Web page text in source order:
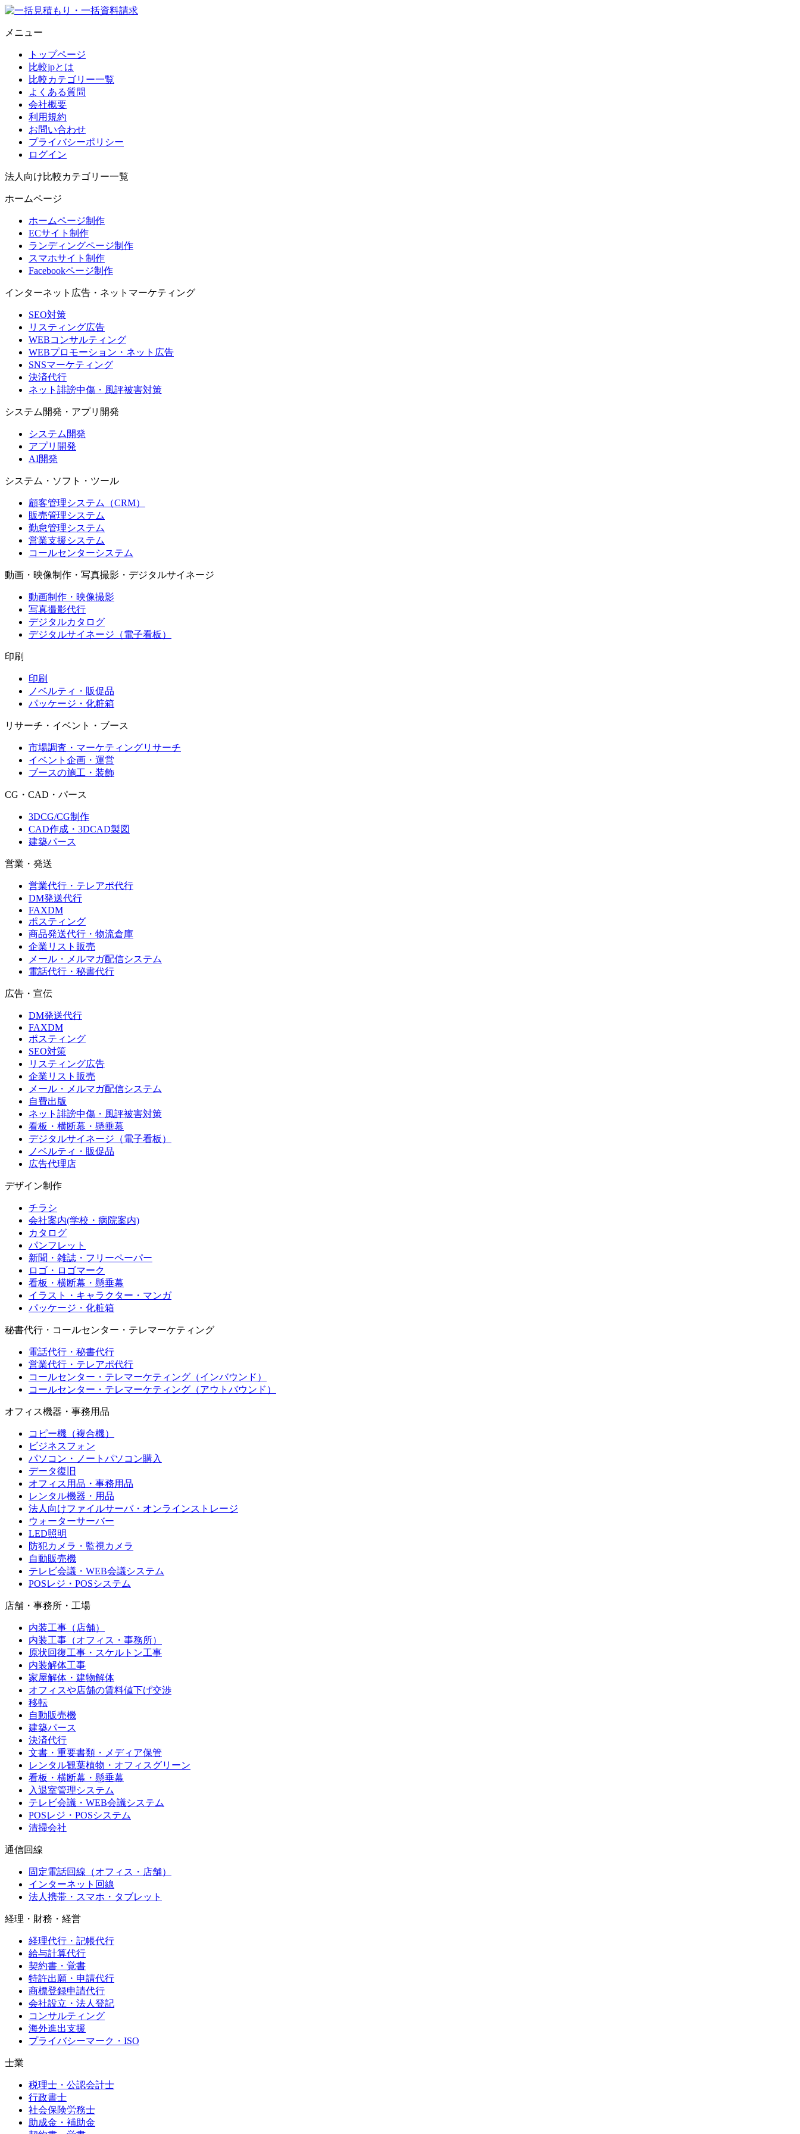
メニュー
トップページ
比較jpとは
比較カテゴリー一覧
よくある質問
会社概要
利用規約
お問い合わせ
プライバシーポリシー
ログイン
法人向け比較カテゴリー一覧
ホームページ
ホームページ制作
ECサイト制作
ランディングページ制作
スマホサイト制作
Facebookページ制作
インターネット広告・ネットマーケティング
SEO対策
リスティング広告
WEBコンサルティング
WEBプロモーション・ネット広告
SNSマーケティング
決済代行
ネット誹謗中傷・風評被害対策
システム開発・アプリ開発
システム開発
アプリ開発
AI開発
システム・ソフト・ツール
顧客管理システム（CRM）
販売管理システム
勤怠管理システム
営業支援システム
コールセンターシステム
動画・映像制作・写真撮影・デジタルサイネージ
動画制作・映像撮影
写真撮影代行
デジタルカタログ
デジタルサイネージ（電子看板）
印刷
印刷
ノベルティ・販促品
パッケージ・化粧箱
リサーチ・イベント・ブース
市場調査・マーケティングリサーチ
イベント企画・運営
ブースの施工・装飾
CG・CAD・パース
3DCG/CG制作
CAD作成・3DCAD製図
建築パース
営業・発送
営業代行・テレアポ代行
DM発送代行
FAXDM
ポスティング
商品発送代行・物流倉庫
企業リスト販売
メール・メルマガ配信システム
電話代行・秘書代行
広告・宣伝
DM発送代行
FAXDM
ポスティング
SEO対策
リスティング広告
企業リスト販売
メール・メルマガ配信システム
自費出版
ネット誹謗中傷・風評被害対策
看板・横断幕・懸垂幕
デジタルサイネージ（電子看板）
ノベルティ・販促品
広告代理店
デザイン制作
チラシ
会社案内(学校・病院案内)
カタログ
パンフレット
新聞・雑誌・フリーペーパー
ロゴ・ロゴマーク
看板・横断幕・懸垂幕
イラスト・キャラクター・マンガ
パッケージ・化粧箱
秘書代行・コールセンター・テレマーケティング
電話代行・秘書代行
営業代行・テレアポ代行
コールセンター・テレマーケティング（インバウンド）
コールセンター・テレマーケティング（アウトバウンド）
オフィス機器・事務用品
コピー機（複合機）
ビジネスフォン
パソコン・ノートパソコン購入
データ復旧
オフィス用品・事務用品
レンタル機器・用品
法人向けファイルサーバ・オンラインストレージ
ウォーターサーバー
LED照明
防犯カメラ・監視カメラ
自動販売機
テレビ会議・WEB会議システム
POSレジ・POSシステム
店舗・事務所・工場
内装工事（店舗）
内装工事（オフィス・事務所）
原状回復工事・スケルトン工事
内装解体工事
家屋解体・建物解体
オフィスや店舗の賃料値下げ交渉
移転
自動販売機
建築パース
決済代行
文書・重要書類・メディア保管
レンタル観葉植物・オフィスグリーン
看板・横断幕・懸垂幕
入退室管理システム
テレビ会議・WEB会議システム
POSレジ・POSシステム
清掃会社
通信回線
固定電話回線（オフィス・店舗）
インターネット回線
法人携帯・スマホ・タブレット
経理・財務・経営
経理代行・記帳代行
給与計算代行
契約書・覚書
特許出願・申請代行
商標登録申請代行
会社設立・法人登記
コンサルティング
海外進出支援
プライバシーマーク・ISO
士業
税理士・公認会計士
行政書士
社会保険労務士
助成金・補助金